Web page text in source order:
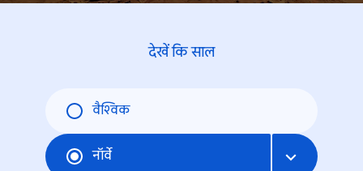
देखें कि साल
वैश्विक
नॉर्वे